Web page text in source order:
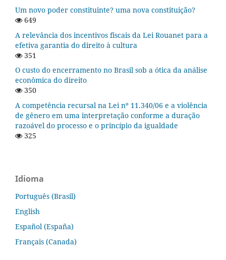
Um novo poder constituinte? uma nova constituição?
649
A relevância dos incentivos fiscais da Lei Rouanet para a
efetiva garantia do direito à cultura
351
O custo do encerramento no Brasil sob a ótica da análise
econômica do direito
350
A competência recursal na Lei nº 11.340/06 e a violência
de gênero em uma interpretação conforme a duração
razoável do processo e o princípio da igualdade
325
Idioma
Português (Brasil)
English
Español (España)
Français (Canada)